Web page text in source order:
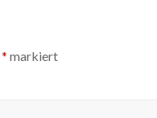
* markiert